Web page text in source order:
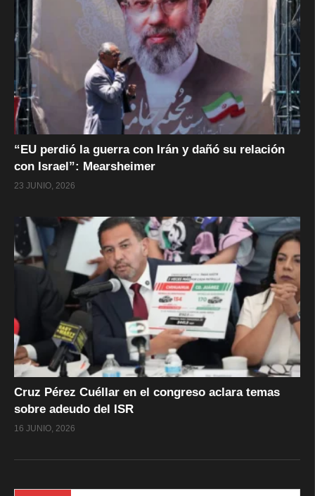
“EU perdió la guerra con Irán y dañó su relación
con Israel”: Mearsheimer
23 JUNIO, 2026
Cruz Pérez Cuéllar en el congreso aclara temas
sobre adeudo del ISR
16 JUNIO, 2026